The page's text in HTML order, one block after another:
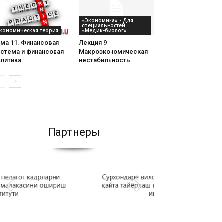
теория
11. Финансовая
и финансовая
«Экономика» - Для
специальностей
«Медик-биолог»
Лекция 9
Макроэкономическая
нестабильность.
Партнеры